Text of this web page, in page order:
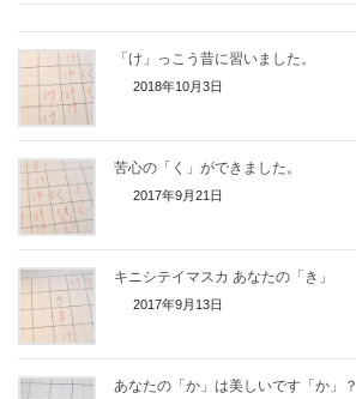
「け」っこう昔に習いました。
2018年10月3日
苦心の「く」ができました。
2017年9月21日
キニシテイマスカ あなたの「き」
2017年9月13日
あなたの「か」は美しいです「か」？